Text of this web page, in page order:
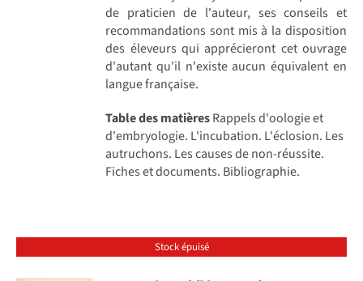
de praticien de l'auteur, ses conseils et
recommandations sont mis à la disposition
des éleveurs qui apprécieront cet ouvrage
d'autant qu'il n'existe aucun équivalent en
langue française.
Table des matièresRappels d'oologie et
d'embryologie. L'incubation. L'éclosion. Les
autruchons. Les causes de non-réussite.
Fiches et documents. Bibliographie.
Stock épuisé